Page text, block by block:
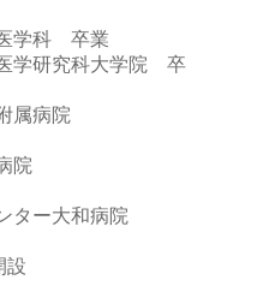
学科 卒業
学研究科大学院 卒
属病院
院
ター大和病院
設